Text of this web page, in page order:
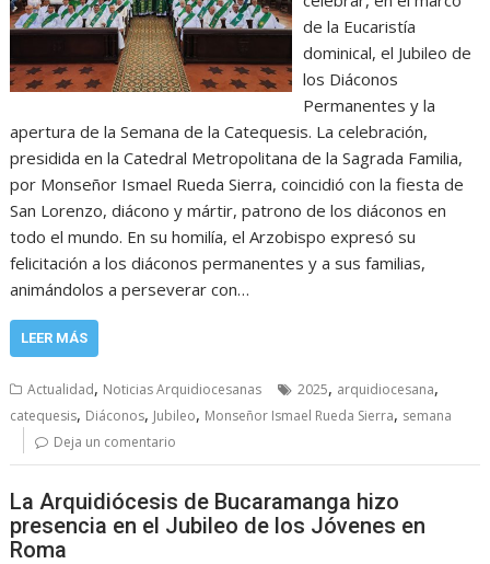
de la Eucaristía
dominical, el Jubileo de
los Diáconos
Permanentes y la
apertura de la Semana de la Catequesis. La celebración,
presidida en la Catedral Metropolitana de la Sagrada Familia,
por Monseñor Ismael Rueda Sierra, coincidió con la fiesta de
San Lorenzo, diácono y mártir, patrono de los diáconos en
todo el mundo. En su homilía, el Arzobispo expresó su
felicitación a los diáconos permanentes y a sus familias,
animándolos a perseverar con…
LEER MÁS
Actualidad, Noticias Arquidiocesanas 2025, arquidiocesana,
catequesis, Diáconos, Jubileo, Monseñor Ismael Rueda Sierra, semana
Deja un comentario
La Arquidiócesis de Bucaramanga hizo
presencia en el Jubileo de los Jóvenes en
Roma